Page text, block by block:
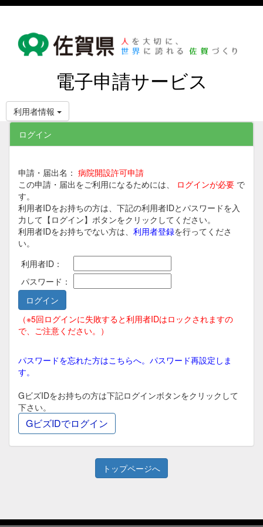
電子申請サービス
利用者情報
ログイン
申請・届出名： 病院開設許可申請
この申請・届出をご利用になるためには、 ログインが必要 で
す。
利用者IDをお持ちの方は、下記の利用者IDとパスワードを入
力して【ログイン】ボタンをクリックしてください。
利用者IDをお持ちでない方は、 利用者登録を行ってくださ
い。
利用者ID：
パスワード：
（※5回ログインに失敗すると利用者IDはロックされますの
で、ご注意ください。）
パスワードを忘れた方はこちらへ。パスワード再設定しま
す。
GビズIDをお持ちの方は下記ログインボタンをクリックして
下さい。
トップページへ